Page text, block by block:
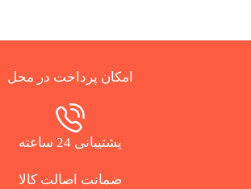
امکان پرداخت در محل
پشتیبانی 24 ساعته
ضمانت اصالت کالا